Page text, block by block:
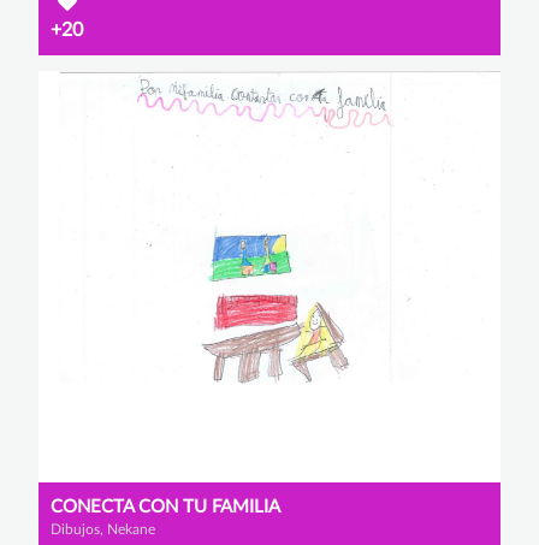
+20
CONECTA CON TU FAMILIA
Dibujos, Nekane